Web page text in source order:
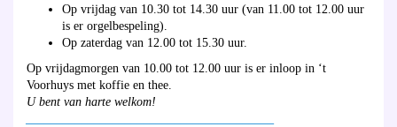
Op vrijdag van 10.30 tot 14.30 uur (van 11.00 tot 12.00 uur
is er orgelbespeling).
Op zaterdag van 12.00 tot 15.30 uur.
Op vrijdagmorgen van 10.00 tot 12.00 uur is er inloop in ‘t
Voorhuys met koffie en thee.
U bent van harte welkom!